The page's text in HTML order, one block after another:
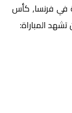
في فرنسا, كأس